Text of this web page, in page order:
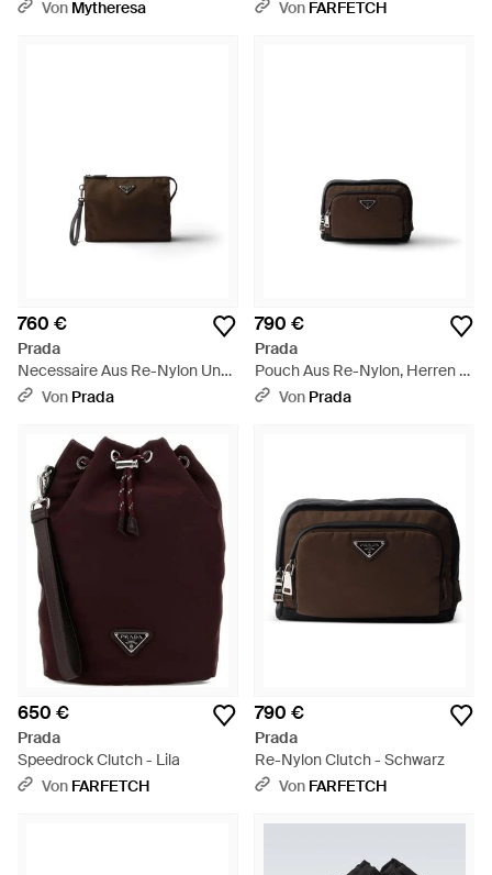
Von Mytheresa Von FARFETCH
760 €
Prada
Necessaire Aus Re-Nylon Und
Saffiano-Leder, Herren - Braun
Von Prada
790 €
Prada
Pouch Aus Re-Nylon, Herren -
WeißVon Prada
650 €
Prada
Speedrock Clutch - Lila
Von FARFETCH
790 €
Prada
Re-Nylon Clutch - Schwarz
Von FARFETCH